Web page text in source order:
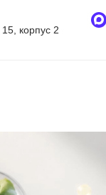
корпус 2